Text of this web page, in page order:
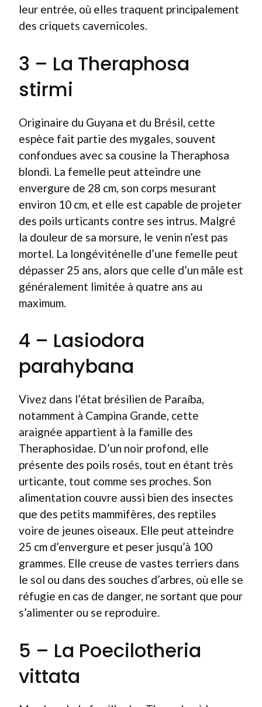
leur entrée, où elles traquent principalement
des criquets cavernicoles.
3 – La Theraphosa
stirmi
Originaire du Guyana et du Brésil, cette
espèce fait partie des mygales, souvent
confondues avec sa cousine la Theraphosa
blondi. La femelle peut atteindre une
envergure de 28 cm, son corps mesurant
environ 10 cm, et elle est capable de projeter
des poils urticants contre ses intrus. Malgré
la douleur de sa morsure, le venin n’est pas
mortel. La longéviténelle d’une femelle peut
dépasser 25 ans, alors que celle d’un mâle est
généralement limitée à quatre ans au
maximum.
4 – Lasiodora
parahybana
Vivez dans l’état brésilien de Paraíba,
notamment à Campina Grande, cette
araignée appartient à la famille des
Theraphosidae. D’un noir profond, elle
présente des poils rosés, tout en étant très
urticante, tout comme ses proches. Son
alimentation couvre aussi bien des insectes
que des petits mammifères, des reptiles
voire de jeunes oiseaux. Elle peut atteindre
25 cm d’envergure et peser jusqu’à 100
grammes. Elle creuse de vastes terriers dans
le sol ou dans des souches d’arbres, où elle se
réfugie en cas de danger, ne sortant que pour
s’alimenter ou se reproduire.
5 – La Poecilotheria
vittata